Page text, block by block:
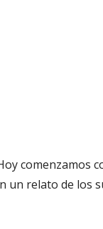
comenzamos
un relato de los